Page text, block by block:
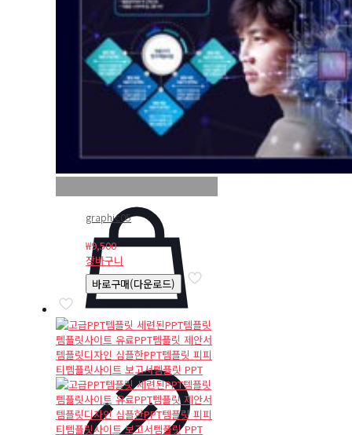
graphic05
₩9,500
장바구니
바로구매(다운로드)